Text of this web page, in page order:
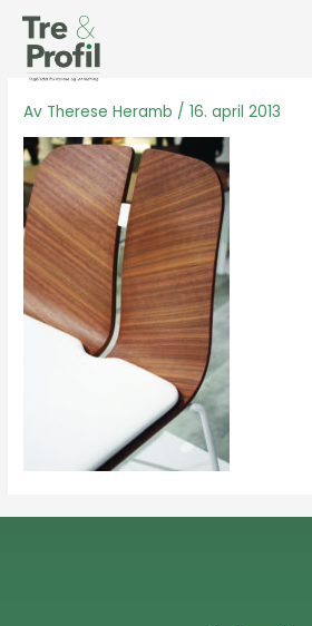
Hopp
rett
Av Therese Heramb /16. april 2013